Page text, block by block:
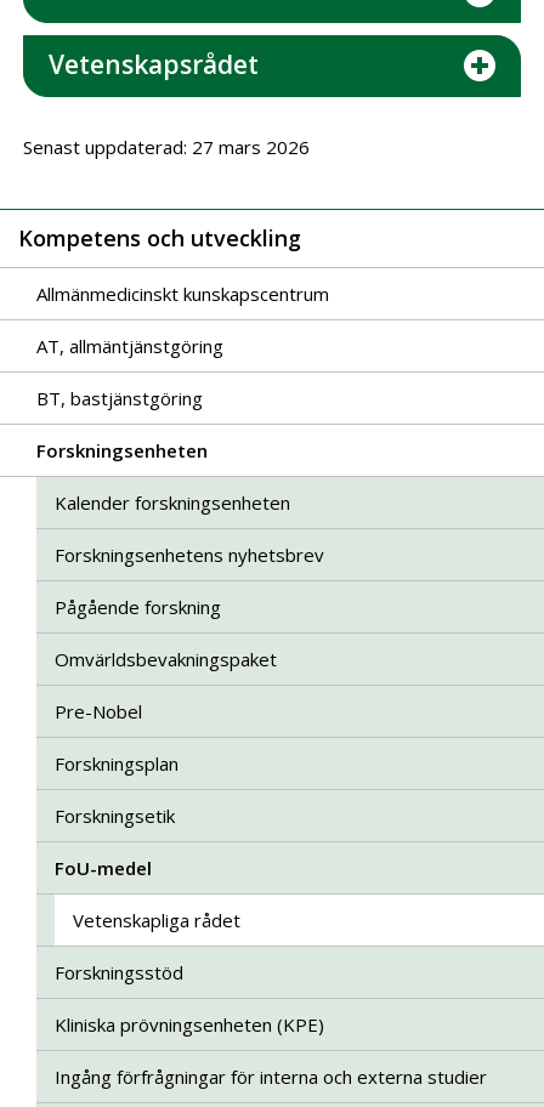
Vetenskapsrådet
Senast uppdaterad: 27 mars 2026
Kompetens och utveckling
Allmänmedicinskt kunskapscentrum
AT, allmäntjänstgöring
BT, bastjänstgöring
Forskningsenheten
Kalender forskningsenheten
Forskningsenhetens nyhetsbrev
Pågående forskning
Omvärldsbevakningspaket
Pre-Nobel
Forskningsplan
Forskningsetik
FoU-medel
Vetenskapliga rådet
Forskningsstöd
Kliniska prövningsenheten (KPE)
Ingång förfrågningar för interna och externa studier